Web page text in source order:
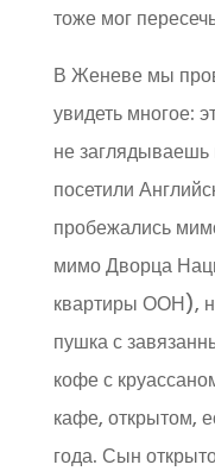
тоже мог
В Женеве мы
увидеть многое:
не
посетили
пробежались
мимо Дворца
квартиры ООН),
пушка с
кофе с
кафе, открытом,
года. Сын